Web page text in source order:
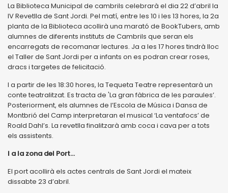
La Biblioteca Municipal de cambrils celebrarà el dia 22 d’abril la
IV Revetlla de Sant Jordi. Pel matí, entre les 10 i les 13 hores, la 2a
planta de la Biblioteca acollirà una marató de BookTubers, amb
alumnes de diferents instituts de Cambrils que seran els
encarregats de recomanar lectures. Ja a les 17 hores tindrà lloc
el Taller de Sant Jordi per a infants on es podran crear roses,
dracs i targetes de felicitació.
I a partir de les 18:30 hores, la Tequeta Teatre representarà un
conte teatralitzat. Es tracta de 'La gran fàbrica de les paraules’.
Posteriorment, els alumnes de l’Escola de Música i Dansa de
Montbrió del Camp interpretaran el musical ‘La ventafocs’ de
Roald Dahl’s. La revetlla finalitzarà amb coca i cava per a tots
els assistents.
I a la zona del Port...
El port acollirà els actes centrals de Sant Jordi el mateix
dissabte 23 d’abril.